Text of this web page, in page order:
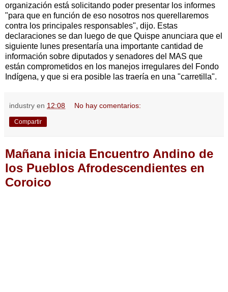
organización está solicitando poder presentar los informes
"para que en función de eso nosotros nos querellaremos
contra los principales responsables", dijo. Estas
declaraciones se dan luego de que Quispe anunciara que el
siguiente lunes presentaría una importante cantidad de
información sobre diputados y senadores del MAS que
están comprometidos en los manejos irregulares del Fondo
Indígena, y que si era posible las traería en una "carretilla".
industry en 12:08 No hay comentarios:
Compartir
Mañana inicia Encuentro Andino de
los Pueblos Afrodescendientes en
Coroico